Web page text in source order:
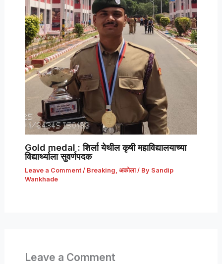
Gold medal : शिर्ला येथील कृषी महाविद्यालयाच्या
विद्यार्थ्याला सुवर्णपदक
Leave a Comment / Breaking, अकोला/ By Sandip
Wankhade
Leave a Comment